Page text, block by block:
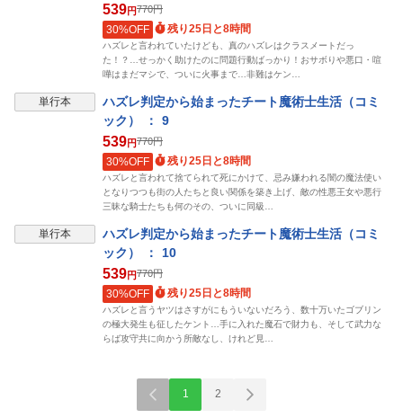
539円770円
30%OFF 残り25日と8時間
ハズレと言われていたけども、真のハズレはクラスメートだっ
た！？…せっかく助けたのに問題行動ばっかり！おサボりや悪口・喧
嘩はまだマシで、ついに火事まで…非難はケン…
単行本
ハズレ判定から始まったチート魔術士生活（コミ
ック） ： 9
539円770円
30%OFF 残り25日と8時間
ハズレと言われて捨てられて死にかけて、忌み嫌われる闇の魔法使い
となりつつも街の人たちと良い関係を築き上げ、敵の性悪王女や悪行
三昧な騎士たちも何のその、ついに同級…
単行本
ハズレ判定から始まったチート魔術士生活（コミ
ック） ： 10
539円770円
30%OFF 残り25日と8時間
ハズレと言うヤツはさすがにもういないだろう、数十万いたゴブリン
の極大発生も征したケント…手に入れた魔石で財力も、そして武力な
らば攻守共に向かう所敵なし、けれど見…
1 2